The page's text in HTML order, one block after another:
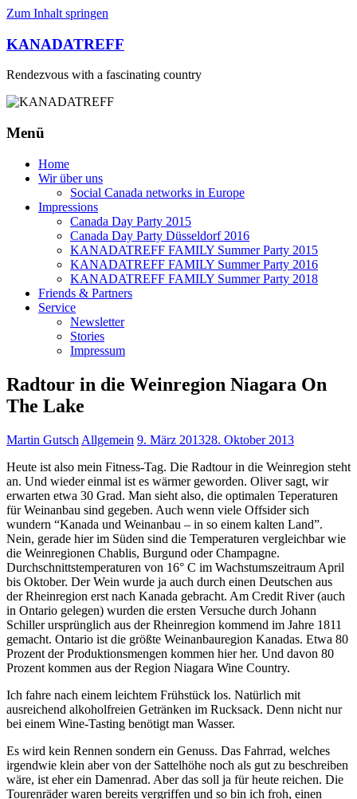
Zum Inhalt springen
KANADATREFF
Rendezvous with a fascinating country
Menü
Home
Wir über uns
Social Canada networks in Europe
Impressions
Canada Day Party 2015
Canada Day Party Düsseldorf 2016
KANADATREFF FAMILY Summer Party 2015
KANADATREFF FAMILY Summer Party 2016
KANADATREFF FAMILY Summer Party 2018
Friends & Partners
Service
Newsletter
Stories
Impressum
Radtour in die Weinregion Niagara On
The Lake
Martin Gutsch Allgemein 9. März 201328. Oktober 2013
Heute ist also mein Fitness-Tag. Die Radtour in die Weinregion steht
an. Und wieder einmal ist es wärmer geworden. Oliver sagt, wir
erwarten etwa 30 Grad. Man sieht also, die optimalen Teperaturen
für Weinanbau sind gegeben. Auch wenn viele Offsider sich
wundern “Kanada und Weinanbau – in so einem kalten Land”.
Nein, gerade hier im Süden sind die Temperaturen vergleichbar wie
die Weinregionen Chablis, Burgund oder Champagne.
Durchschnittstemperaturen von 16° C im Wachstumszeitraum April
bis Oktober. Der Wein wurde ja auch durch einen Deutschen aus
der Rheinregion erst nach Kanada gebracht. Am Credit River (auch
in Ontario gelegen) wurden die ersten Versuche durch Johann
Schiller ursprünglich aus der Rheinregion kommend im Jahre 1811
gemacht. Ontario ist die größte Weinanbauregion Kanadas. Etwa 80
Prozent der Produktionsmengen kommen hier her. Und davon 80
Prozent kommen aus der Region Niagara Wine Country.
Ich fahre nach einem leichtem Frühstück los. Natürlich mit
ausreichend alkoholfreien Getränken im Rucksack. Denn nicht nur
bei einem Wine-Tasting benötigt man Wasser.
Es wird kein Rennen sondern ein Genuss. Das Fahrrad, welches
irgendwie klein aber von der Sattelhöhe noch als gut zu beschreiben
wäre, ist eher ein Damenrad. Aber das soll ja für heute reichen. Die
Tourenräder waren bereits vergriffen und so bin ich froh, einen